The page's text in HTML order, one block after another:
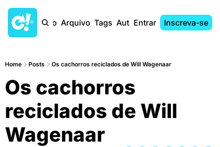
Início Arquivo Tags AutoresEntrar Inscreva-se
Home Posts Os cachorros reciclados de Will Wagenaar
Os cachorros
reciclados de Will
Wagenaar